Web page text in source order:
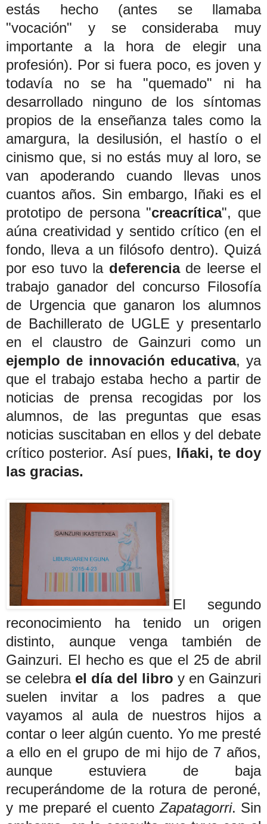
estás hecho (antes se llamaba
"vocación" y se consideraba muy
importante a la hora de elegir una
profesión). Por si fuera poco, es joven y
todavía no se ha "quemado" ni ha
desarrollado ninguno de los síntomas
propios de la enseñanza tales como la
amargura, la desilusión, el hastío o el
cinismo que, si no estás muy al loro, se
van apoderando cuando llevas unos
cuantos años. Sin embargo, Iñaki es el
prototipo de persona "creacrítica", que
aúna creatividad y sentido crítico (en el
fondo, lleva a un filósofo dentro). Quizá
por eso tuvo la deferencia de leerse el
trabajo ganador del concurso Filosofía
de Urgencia que ganaron los alumnos
de Bachillerato de UGLE y presentarlo
en el claustro de Gainzuri como un
ejemplo de innovación educativa, ya
que el trabajo estaba hecho a partir de
noticias de prensa recogidas por los
alumnos, de las preguntas que esas
noticias suscitaban en ellos y del debate
crítico posterior. Así pues, Iñaki, te doy
las gracias.
El segundo
reconocimiento ha tenido un origen
distinto, aunque venga también de
Gainzuri. El hecho es que el 25 de abril
se celebra el día del libro y en Gainzuri
suelen invitar a los padres a que
vayamos al aula de nuestros hijos a
contar o leer algún cuento. Yo me presté
a ello en el grupo de mi hijo de 7 años,
aunque estuviera de baja
recuperándome de la rotura de peroné,
y me preparé el cuentoZapatagorri. Sin